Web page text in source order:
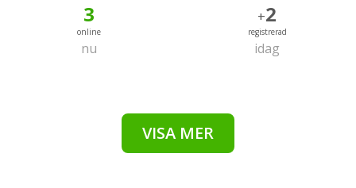
3
online
nu
+2
registrerad
idag
VISA MER